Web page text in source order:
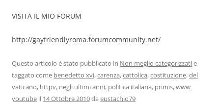
VISITA IL MIO FORUM
http://gayfriendlyroma.forumcommunity.net/
Questo articolo è stato pubblicato in Non meglio categorizzatie
taggato come benedetto xvi,carenza,cattolica,costituzione,del
vaticano, httpv, negli ultimi anni, politica italiana, primis,www
youtube il 14 Ottobre 2010da eustachio79